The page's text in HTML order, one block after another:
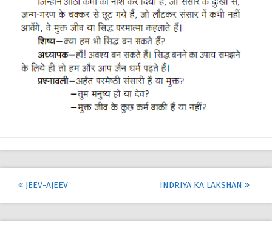
Post
navigation
JEEV-AJEEV INDRIYA KA LAKSHAN